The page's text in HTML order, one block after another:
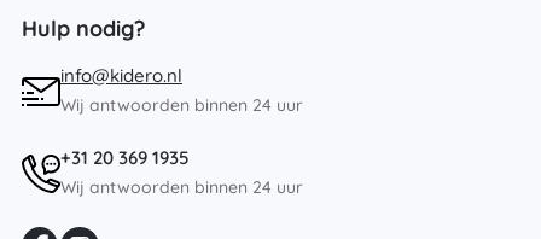
Hulp nodig?
info@kidero.nl
Wij antwoorden binnen 24 uur
+31 20 369 1935
Wij antwoorden binnen 24 uur